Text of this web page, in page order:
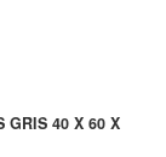
GRIS 40 X 60 X